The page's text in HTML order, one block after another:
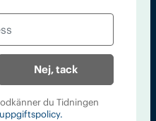
droger och nykterhet
21, 116 33 Stockholm
Nej, tack
du Tidningen